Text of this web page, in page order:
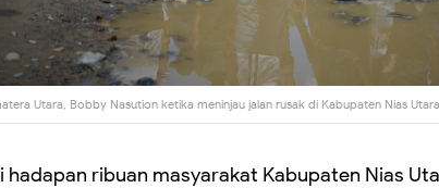
Utara, Bobby Nasution ketika meninjau jalan rusak di Kabupaten Nias
hadapan ribuan masyarakat Kabupaten Nias